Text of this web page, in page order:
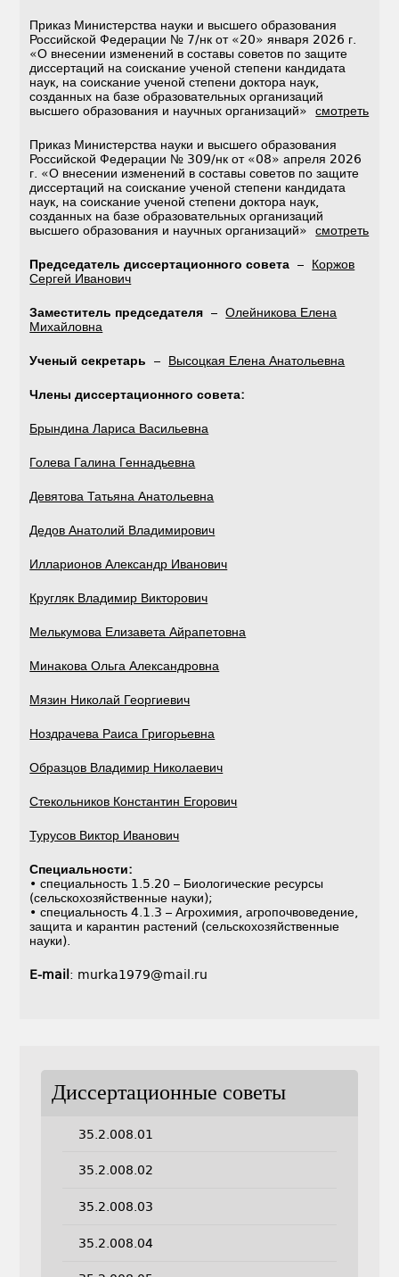
Приказ Министерства науки и высшего образования
Российской Федерации № 7/нк от «20» января 2026 г.
«О внесении изменений в составы советов по защите
диссертаций на соискание ученой степени кандидата
наук, на соискание ученой степени доктора наук,
созданных на базе образовательных организаций
высшего образования и научных организаций»смотреть
Приказ Министерства науки и высшего образования
Российской Федерации № 309/нк от «08» апреля 2026
г. «О внесении изменений в составы советов по защите
диссертаций на соискание ученой степени кандидата
наук, на соискание ученой степени доктора наук,
созданных на базе образовательных организаций
высшего образования и научных организаций»смотреть
Председатель диссертационного совета – Коржов
Сергей Иванович
Заместитель председателя –Олейникова Елена
Михайловна
Ученый секретарь – Высоцкая Елена Анатольевна
Члены диссертационного совета:
Брындина Лариса Васильевна
Голева Галина Геннадьевна
Девятова Татьяна Анатольевна
Дедов Анатолий Владимирович
Илларионов Александр Иванович
Кругляк Владимир Викторович
Мелькумова Елизавета Айрапетовна
Минакова Ольга Александровна
Мязин Николай Георгиевич
Ноздрачева Раиса Григорьевна
Образцов Владимир Николаевич
Стекольников Константин Егорович
Турусов Виктор Иванович
Специальности:
• специальность 1.5.20 – Биологические ресурсы
(сельскохозяйственные науки);
• специальность 4.1.3 – Агрохимия, агропочвоведение,
защита и карантин растений (сельскохозяйственные
науки).
E-mail : murka1979@mail.ru
Диссертационные советы
35.2.008.01
35.2.008.02
35.2.008.03
35.2.008.04